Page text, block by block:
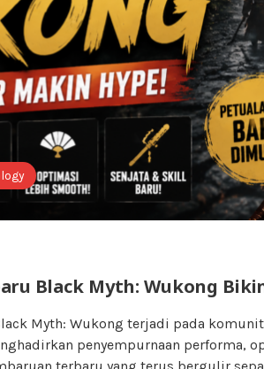
Black Myth: Wukong
Myth: Wukong terjadi pada
penyempurnaan performa,